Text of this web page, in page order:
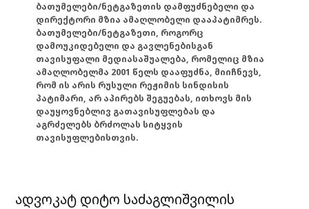
ბათუმელები/ნეტგაზეთის დამფუძნებელი და
დირექტორი მზია ამაღლობელი დააპატიმრეს.
ბათუმელები/ნეტგაზეთი, როგორც
დამოუკიდებელი და გავლენებისგან
თავისუფალი მედიასაშუალება, რომელიც მზია
ამაღლობელმა 2001 წელს დააფუძნა, მიიჩნევს,
რომ ის არის რუსული რეჟიმის სინდისის
პატიმარი, არ აპირებს შეგუებას, ითხოვს მის
დაუყოვნებლივ გათავისუფლებას და
აგრძელებს ბრძოლას სიტყვის
თავისუფლებისთვის.
ადვოკატ დიტო საძაგლიშვილის